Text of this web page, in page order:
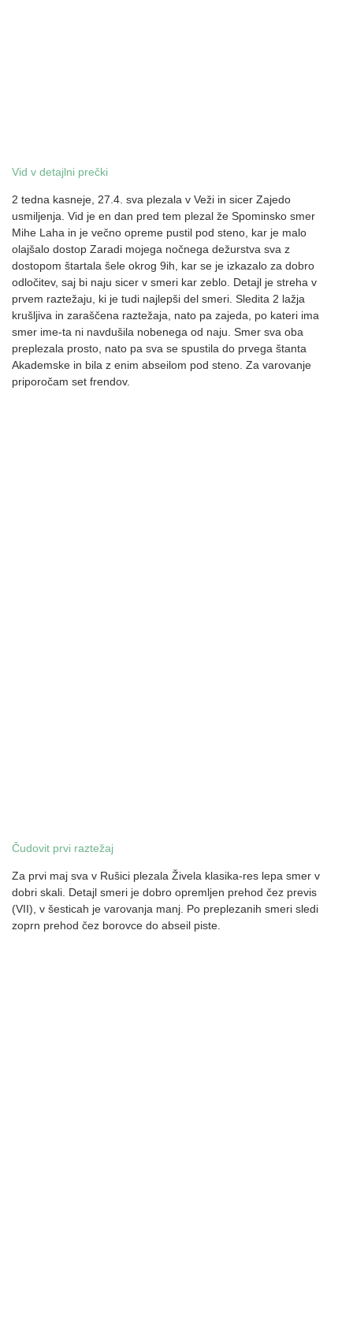
Vid v detajlni prečki
2 tedna kasneje, 27.4. sva plezala v Veži in sicer Zajedo
usmiljenja. Vid je en dan pred tem plezal že Spominsko smer
Mihe Laha in je večno opreme pustil pod steno, kar je malo
olajšalo dostop Zaradi mojega nočnega dežurstva sva z
dostopom štartala šele okrog 9ih, kar se je izkazalo za dobro
odločitev, saj bi naju sicer v smeri kar zeblo. Detajl je streha v
prvem raztežaju, ki je tudi najlepši del smeri. Sledita 2 lažja
krušljiva in zaraščena raztežaja, nato pa zajeda, po kateri ima
smer ime-ta ni navdušila nobenega od naju. Smer sva oba
preplezala prosto, nato pa sva se spustila do prvega štanta
Akademske in bila z enim abseilom pod steno. Za varovanje
priporočam set frendov.
Čudovit prvi raztežaj
Za prvi maj sva v Rušici plezala Živela klasika-res lepa smer v
dobri skali. Detajl smeri je dobro opremljen prehod čez previs
(VII), v šesticah je varovanja manj. Po preplezanih smeri sledi
zoprn prehod čez borovce do abseil piste.